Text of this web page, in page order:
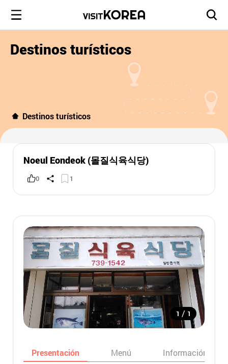
Destinos turísticos
Destinos turísticos
Noeul Eondeok (몰질식육식당)
0 1
1 / 1
Presentación Menú Información